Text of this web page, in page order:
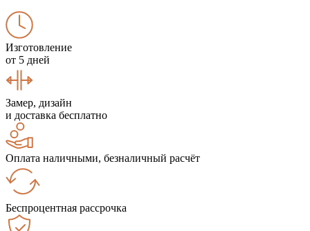
Изготовление
от 5 дней
Замер, дизайн
и доставка бесплатно
Оплата наличными, безналичный расчёт
Беспроцентная рассрочка